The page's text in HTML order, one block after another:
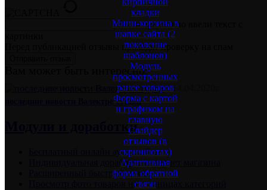
кладки
Мини-корзина в
шапке сайта (2
поколение
шаблонов)
Модуль
просмотренных
ранее товаров
Форма с картой
и графиком на
главную
Слайдер
отзывов (в
скриншотах)
Адаптивная
форма обратной
связи
Вы неправильно ввели текст с
Перед публикацией отзывы проходят проверку на спам
последнее обновление статьи: 14.04.2020г.
Вам может быть интересно:
последние новости Валектро студии
Модули и доработки
Бесплатный онлайн аудит сайта
Индивидуальная доработка интернет магазина
Расширенный быстрый поиск
Просмотр фото товаров на страницах категорий